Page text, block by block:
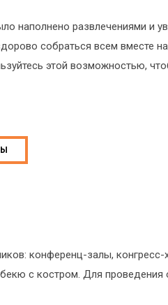
наполнено развлечениями и
собраться всем вместе
этой возможностью,
конференц-залы, конгресс-
с костром. Для